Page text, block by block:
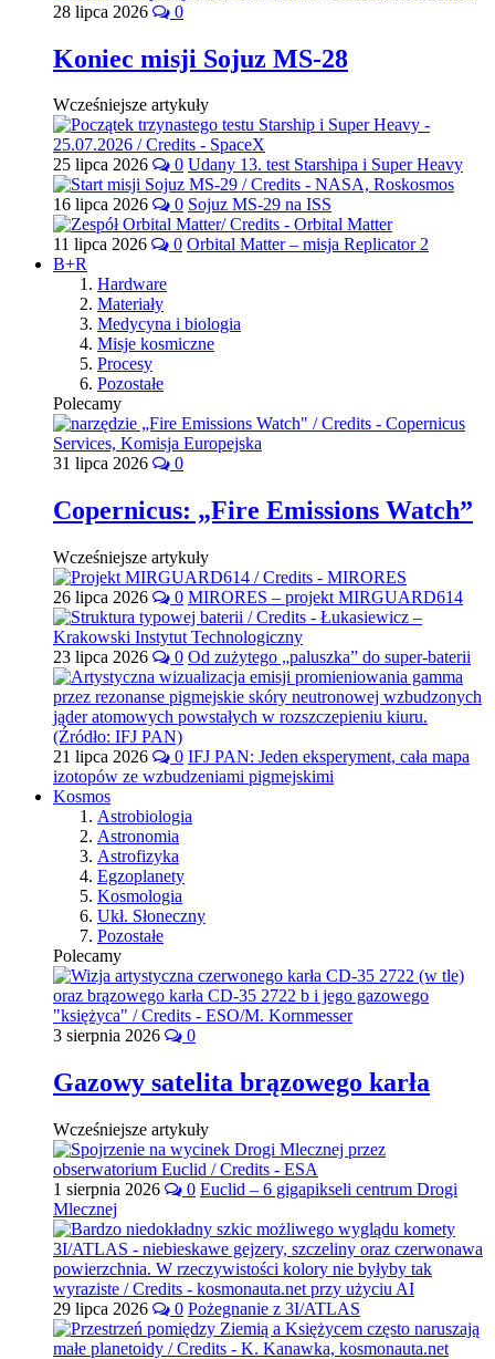
28 lipca 2026 0
Koniec misji Sojuz MS-28
Wcześniejsze artykuły
25 lipca 2026 0 Udany 13. test Starshipa i Super Heavy
16 lipca 2026 0 Sojuz MS-29 na ISS
11 lipca 2026 0 Orbital Matter – misja Replicator 2
B+R
Hardware
Materiały
Medycyna i biologia
Misje kosmiczne
Procesy
Pozostałe
Polecamy
31 lipca 2026 0
Copernicus: „Fire Emissions Watch”
Wcześniejsze artykuły
26 lipca 2026 0 MIRORES – projekt MIRGUARD614
23 lipca 2026 0 Od zużytego „paluszka” do super-baterii
21 lipca 2026 0 IFJ PAN: Jeden eksperyment, cała mapa
izotopów ze wzbudzeniami pigmejskimi
Kosmos
Astrobiologia
Astronomia
Astrofizyka
Egzoplanety
Kosmologia
Ukł. Słoneczny
Pozostałe
Polecamy
3 sierpnia 2026 0
Gazowy satelita brązowego karła
Wcześniejsze artykuły
1 sierpnia 2026 0 Euclid – 6 gigapikseli centrum Drogi
Mlecznej
29 lipca 2026 0 Pożegnanie z 3I/ATLAS